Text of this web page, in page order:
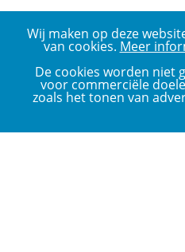
Wij maken op deze
van cookies. Meer
De cookies worden niet
voor commerciële
zoals het tonen van